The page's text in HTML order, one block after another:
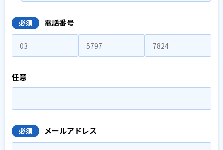
必須 電話番号
任意
必須 メールアドレス